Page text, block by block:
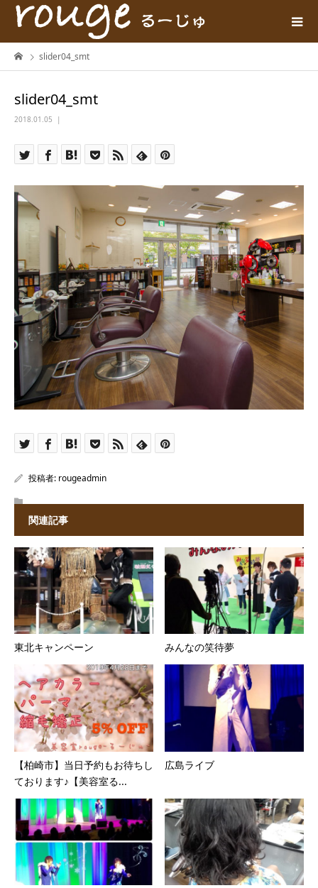
slider04_smt
slider04_smt
2018.01.05
投稿者: rougeadmin
関連記事
東北キャンペーン みんなの笑待夢
【柏崎市】当日予約もお待ちし
ております♪【美容室る...
広島ライブ